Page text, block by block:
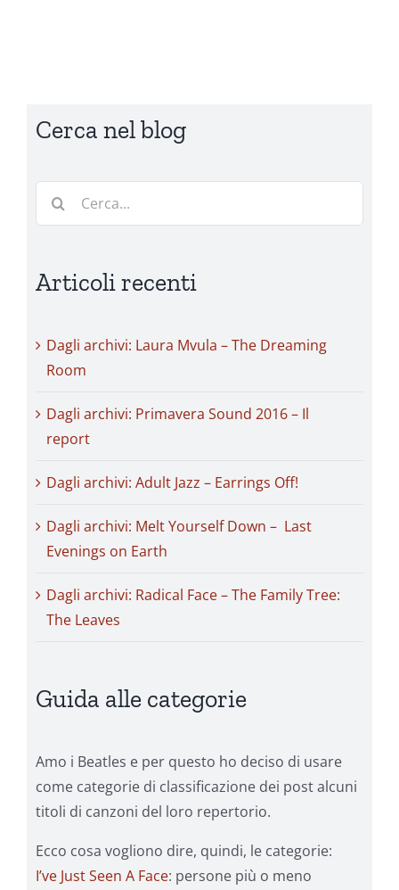
Cerca nel blog
Cerca
Articoli recenti
Dagli archivi: Laura Mvula – The Dreaming
Room
Dagli archivi: Primavera Sound 2016 – Il
report
Dagli archivi: Adult Jazz – Earrings Off!
Dagli archivi: Melt Yourself Down – Last
Evenings on Earth
Dagli archivi: Radical Face – The Family Tree:
The Leaves
Guida alle categorie
Amo i Beatles e per questo ho deciso di usare
come categorie di classificazione dei post alcuni
titoli di canzoni del loro repertorio.
Ecco cosa vogliono dire, quindi, le categorie:
I’ve Just Seen A Face: persone più o meno